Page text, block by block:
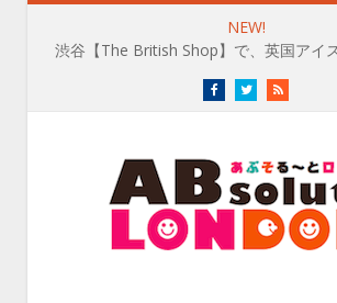
NEW!
渋谷【The British Shop】で、英国ア
FacebookTwitterRSS